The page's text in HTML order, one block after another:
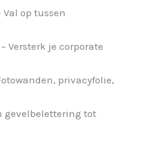
Val op tussen
– Versterk je corporate
privacyfolie,
gevelbelettering tot